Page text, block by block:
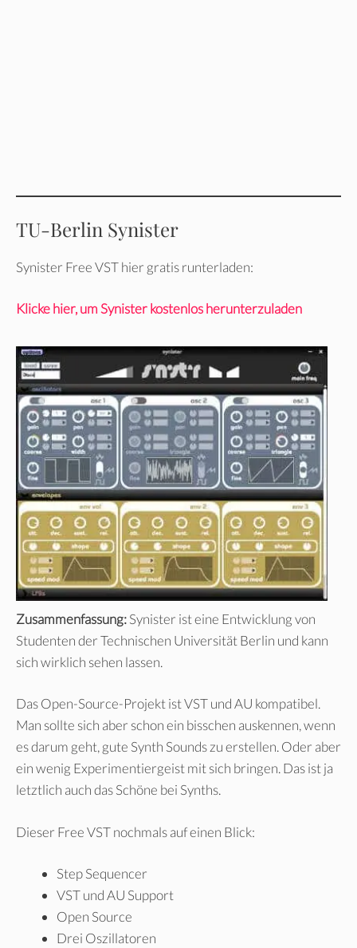
TU-Berlin Synister
Synister Free VST hier gratis runterladen:
Klicke hier, um Synister kostenlos herunterzuladen
Zusammenfassung:Synister ist eine Entwicklung von
Studenten der Technischen Universität Berlin und kann
sich wirklich sehen lassen.
Das Open-Source-Projekt ist VST und AU kompatibel.
Man sollte sich aber schon ein bisschen auskennen, wenn
es darum geht, gute Synth Sounds zu erstellen. Oder aber
ein wenig Experimentiergeist mit sich bringen. Das ist ja
letztlich auch das Schöne bei Synths.
Dieser Free VST nochmals auf einen Blick:
Step Sequencer
VST und AU Support
Open Source
Drei Oszillatoren